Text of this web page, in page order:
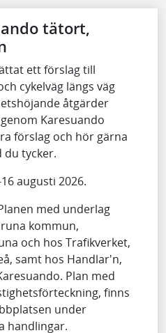
tätort,
ett förslag till
cykelväg längs väg
åtgärder
Karesuando
förslag och hör gärna
du tycker.
augusti 2026.
med underlag
kommun,
och hos Trafikverket,
samt hos Handlar'n,
Plan med
finns
under
handlingar.